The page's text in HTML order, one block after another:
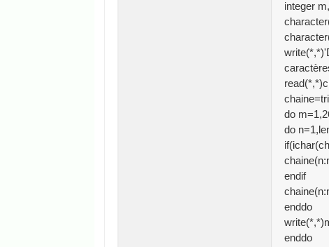
integer
do
do
endif
enddo
enddo